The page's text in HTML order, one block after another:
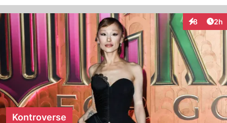
8 2h
Kontroverse